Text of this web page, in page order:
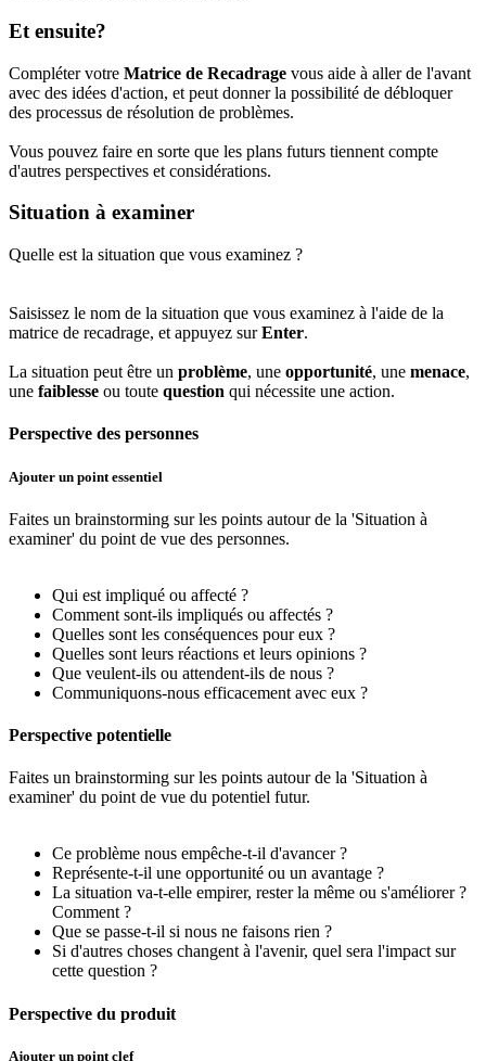
Et ensuite?
Compléter votre Matrice de Recadrage vous aide à aller de l'avant
avec des idées d'action, et peut donner la possibilité de débloquer
des processus de résolution de problèmes.
Vous pouvez faire en sorte que les plans futurs tiennent compte
d'autres perspectives et considérations.
Situation à examiner
Quelle est la situation que vous examinez ?
Saisissez le nom de la situation que vous examinez à l'aide de la
matrice de recadrage, et appuyez surEnter.
La situation peut être un problème, une opportunité, une menace,
une faiblesse ou toute question qui nécessite une action.
Perspective des personnes
Ajouter un point essentiel
Faites un brainstorming sur les points autour de la 'Situation à
examiner' du point de vue des personnes.
Qui est impliqué ou affecté ?
Comment sont-ils impliqués ou affectés ?
Quelles sont les conséquences pour eux ?
Quelles sont leurs réactions et leurs opinions ?
Que veulent-ils ou attendent-ils de nous ?
Communiquons-nous efficacement avec eux ?
Perspective potentielle
Faites un brainstorming sur les points autour de la 'Situation à
examiner' du point de vue du potentiel futur.
Ce problème nous empêche-t-il d'avancer ?
Représente-t-il une opportunité ou un avantage ?
La situation va-t-elle empirer, rester la même ou s'améliorer ?
Comment ?
Que se passe-t-il si nous ne faisons rien ?
Si d'autres choses changent à l'avenir, quel sera l'impact sur
cette question ?
Perspective du produit
Ajouter un point clef